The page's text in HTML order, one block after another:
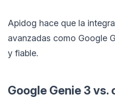
Apidog hace que la
avanzadas como Google
y fiable.
Google Genie 3